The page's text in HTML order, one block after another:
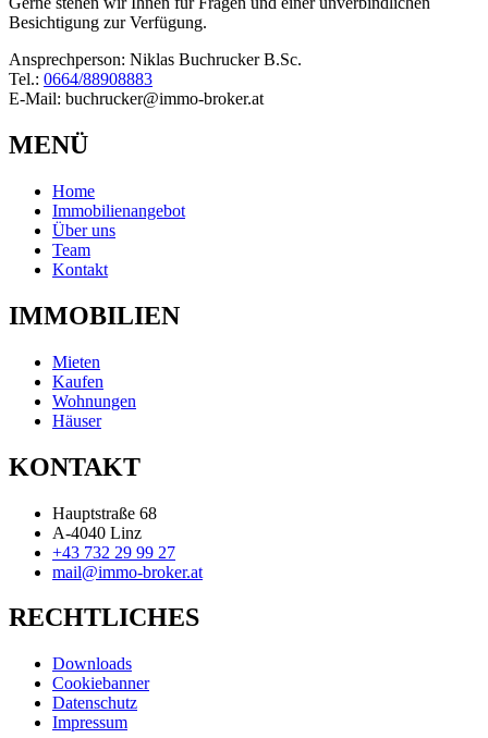
Besichtigung zur Verfügung.
Ansprechperson: Niklas Buchrucker B.Sc.
Tel.: 0664/88908883
E-Mail: buchrucker@immo-broker.at
MENÜ
Home
Immobilienangebot
Über uns
Team
Kontakt
IMMOBILIEN
Mieten
Kaufen
Wohnungen
Häuser
KONTAKT
Hauptstraße 68
A-4040 Linz
+43 732 29 99 27
mail@immo-broker.at
RECHTLICHES
Downloads
Cookiebanner
Datenschutz
Impressum